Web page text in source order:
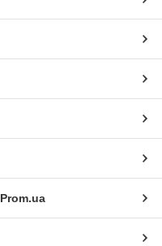
Prom.ua